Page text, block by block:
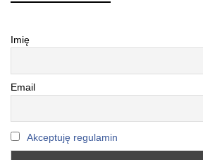
Imię
Email
Akceptuję regulamin